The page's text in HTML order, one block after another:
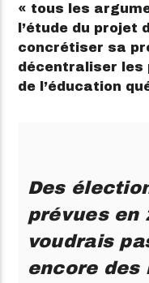
« tous les
l’étude du projet
concrétiser sa
décentraliser les
de l’éducation
Des
prévues en
voudrais
encore des